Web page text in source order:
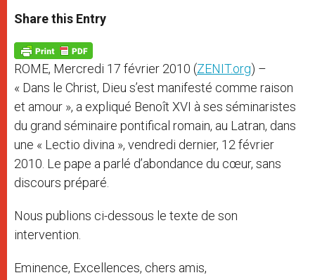
t
s
p
p
s
e
g
e
r
e
b
o
k
Share this Entry
ROME, Mercredi 17 février 2010 (ZENIT.org) –
« Dans le Christ, Dieu s’est manifesté comme raison
et amour », a expliqué Benoît XVI à ses séminaristes
du grand séminaire pontifical romain, au Latran, dans
une « Lectio divina », vendredi dernier, 12 février
2010. Le pape a parlé d’abondance du cœur, sans
discours préparé.
Nous publions ci-dessous le texte de son
intervention.
Eminence, Excellences, chers amis,